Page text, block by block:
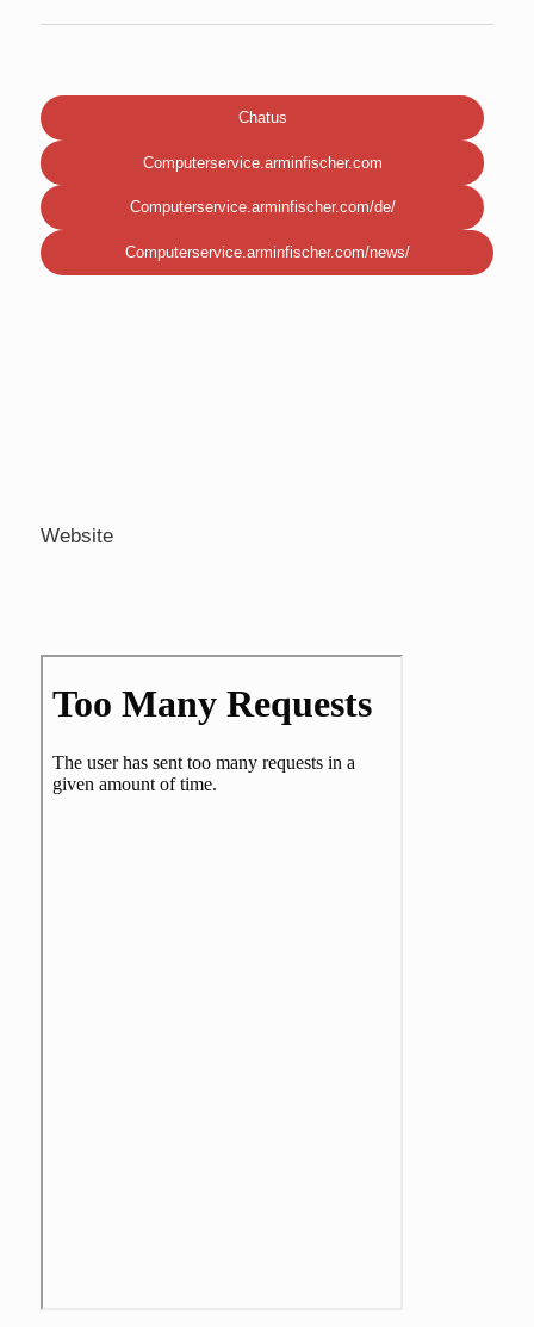
Chatus
Computerservice.arminfischer.com
Computerservice.arminfischer.com/de/
Computerservice.arminfischer.com/news/
Website